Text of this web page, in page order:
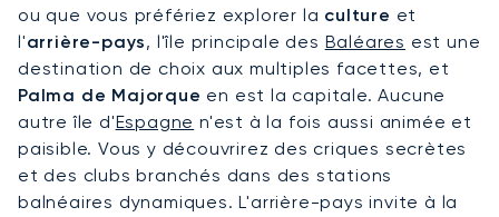
ou que vous préfériez explorer la culture et
l'arrière-pays, l'île principale des Baléares est une
destination de choix aux multiples facettes, et
Palma de Majorque en est la capitale. Aucune
autre île d'Espagne n'est à la fois aussi animée et
paisible. Vous y découvrirez des criques secrètes
et des clubs branchés dans des stations
balnéaires dynamiques. L'arrière-pays invite à la